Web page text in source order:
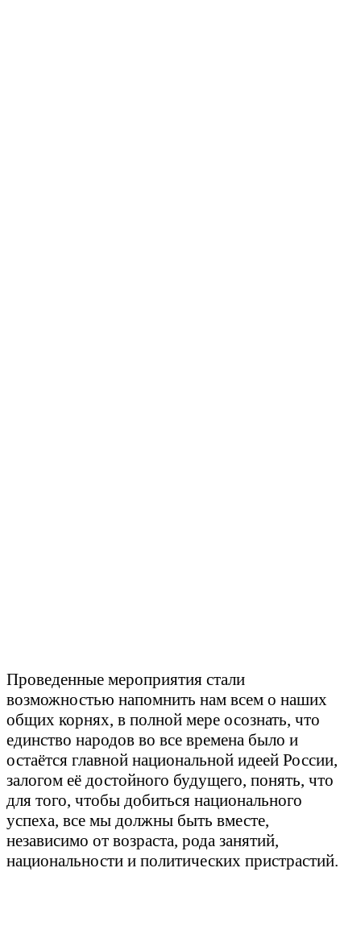
Проведенные мероприятия стали
возможностью напомнить нам всем о наших
общих корнях, в полной мере осознать, что
единство народов во все времена было и
остаётся главной национальной идеей России,
залогом её достойного будущего, понять, что
для того, чтобы добиться национального
успеха, все мы должны быть вместе,
независимо от возраста, рода занятий,
национальности и политических пристрастий.